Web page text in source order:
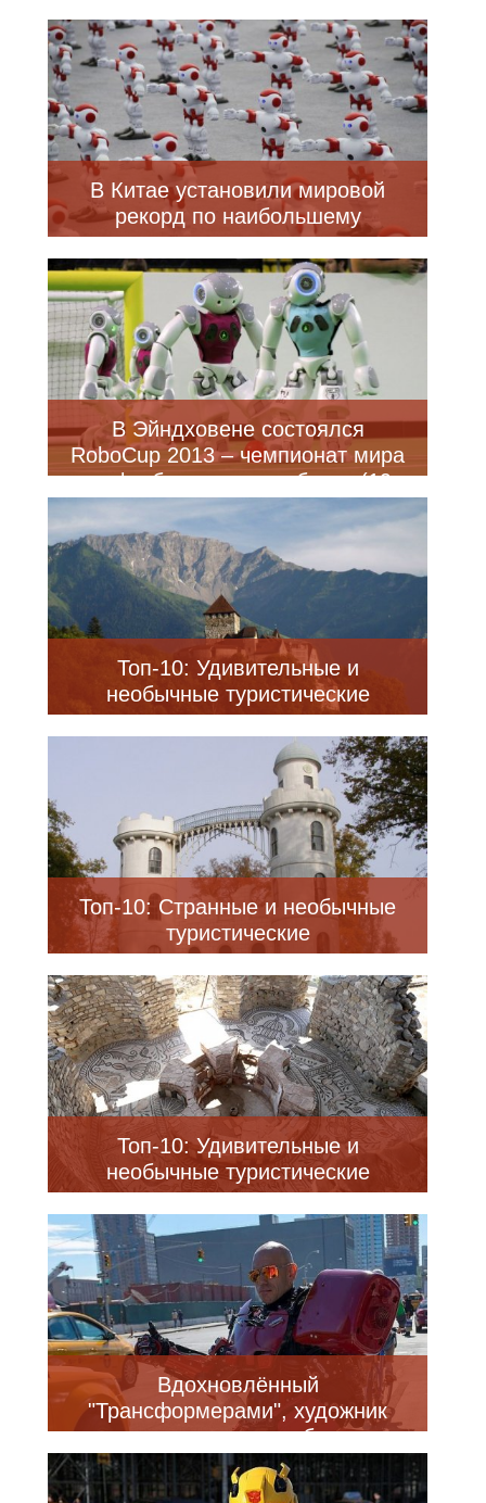
В Китае установили мировой
рекорд по наибольшему
количеству одновременно
танцующих роботов (3 фото +
видео)
В Эйндховене состоялся
RoboCup 2013 – чемпионат мира
по футболу среди роботов (19
фото)
Топ-10: Удивительные и
необычные туристические
достопримечательности в
Лихтенштейне
Топ-10: Странные и необычные
туристические
достопримечательности в
Германии
Топ-10: Удивительные и
необычные туристические
достопримечательности в
Македонии
Вдохновлённый
"Трансформерами", художник
превращается в роботов,
созданных им из мусора (21
фото)